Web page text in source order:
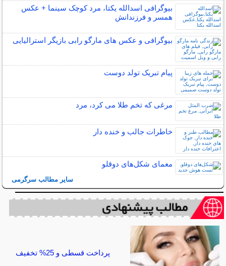
بیوگرافی اسدالله یکتا، مرد کوچک سینما + عکس
همسر و فرزندانش
بیوگرافی و عکس های مارگو رابی بازیگر استرالیایی
پیام تبریک تولد دوست
مرغی که تخم طلا می کرد، مرد
خاطرات جالب و خنده دار
معمای شکل‌های دوقلو
سایر مطالب سرگرمی
پرداخت قسطی و 25% تخفیف